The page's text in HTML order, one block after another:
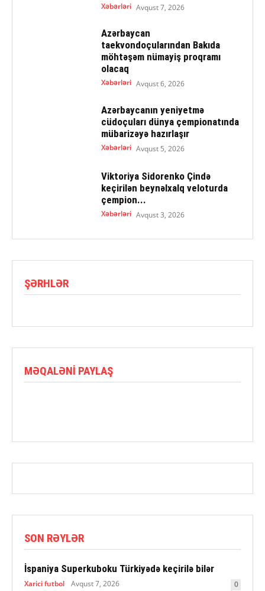
Xəbərləri Avqust 7, 2026
Azərbaycan
taekvondoçularından Bakıda
möhtəşəm nümayiş proqramı
olacaq
Xəbərləri Avqust 6, 2026
Azərbaycanın yeniyetmə
cüdoçuları dünya çempionatında
mübarizəyə hazırlaşır
Xəbərləri Avqust 5, 2026
Viktoriya Sidorenko Çində
keçirilən beynəlxalq veloturda
çempion...
Xəbərləri Avqust 3, 2026
ŞƏRHLƏR
MƏQALƏNI PAYLAŞ
SON RƏYLƏR
İspaniya Superkuboku Türkiyədə keçirilə bilər
Xarici futbol Avqust 7, 2026 0